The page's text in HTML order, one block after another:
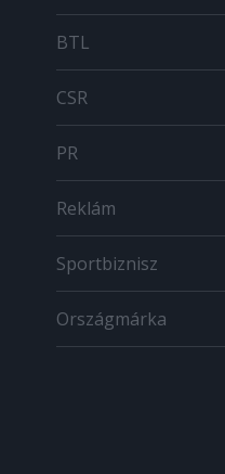
BTL
CSR
PR
Reklám
Sportbiznisz
Országmárka